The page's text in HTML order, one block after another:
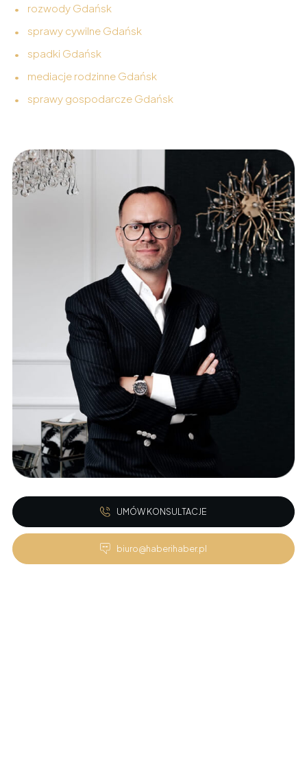
rozwody Gdańsk
sprawy cywilne Gdańsk
spadki Gdańsk
mediacje rodzinne Gdańsk
sprawy gospodarcze Gdańsk
UMÓW KONSULTACJE
biuro@haberihaber.pl